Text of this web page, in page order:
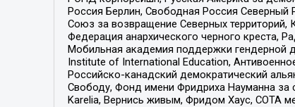
Россия Берлин, Свободная Россия Северный
Союз за возвращение Северных территорий,
Федерация анархического черного креста,
Мобильная академия поддержки гендерной
Institute of International Education,
Российско-канадский демократический
Свободу, Фонд имени Фридриха Науманна за
Karelia, Вернись живым, Фридом Хаус, СОТА